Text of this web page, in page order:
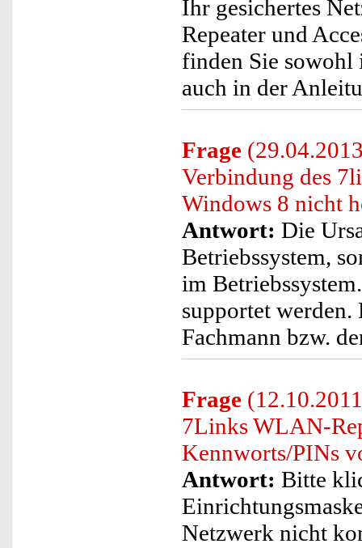
Ihr gesichertes
Repeater und
finden Sie
auch in der
Frage
Verbindung des
Windows 8 nicht
Antwort: Die
Betriebssystem,
im
supportet werden.
Fachmann bzw.
Frage
7Links WLAN-
Kennworts/PINs
Antwort: Bitte
Netzwerk nicht